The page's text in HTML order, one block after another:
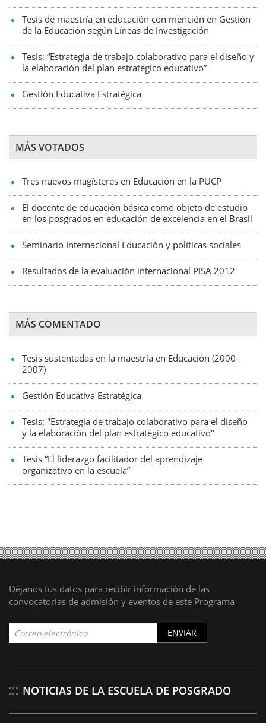
Tesis de maestría en educación con mención en Gestión
de la Educación según Líneas de Investigación
Tesis: “Estrategia de trabajo colaborativo para el diseño y
la elaboración del plan estratégico educativo”
Gestión Educativa Estratégica
MÁS VOTADOS
Tres nuevos magísteres en Educación en la PUCP
El docente de educación básica como objeto de estudio
en los posgrados en educación de excelencia en el Brasil
Seminario Internacional Educación y políticas sociales
Resultados de la evaluación internacional PISA 2012
MÁS COMENTADO
Tesis sustentadas en la maestría en Educación (2000-
2007)
Gestión Educativa Estratégica
Tesis: "Estrategia de trabajo colaborativo para el diseño
y la elaboración del plan estratégico educativo"
Tesis “El liderazgo facilitador del aprendizaje
organizativo en la escuela”
Déjanos tus datos para recibir información de las
convocatorias de admisión y eventos de este Programa
ENVIAR
NOTICIAS DE LA ESCUELA DE POSGRADO